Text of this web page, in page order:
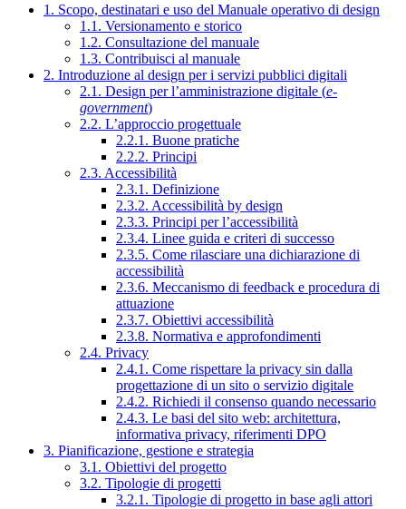
1. Scopo, destinatari e uso del Manuale operativo di design
1.1. Versionamento e storico
1.2. Consultazione del manuale
1.3. Contribuisci al manuale
2. Introduzione al design per i servizi pubblici digitali
2.1. Design per l’amministrazione digitale (e-
government)
2.2. L’approccio progettuale
2.2.1. Buone pratiche
2.2.2. Principi
2.3. Accessibilità
2.3.1. Definizione
2.3.2. Accessibilità by design
2.3.3. Principi per l’accessibilità
2.3.4. Linee guida e criteri di successo
2.3.5. Come rilasciare una dichiarazione di
accessibilità
2.3.6. Meccanismo di feedback e procedura di
attuazione
2.3.7. Obiettivi accessibilità
2.3.8. Normativa e approfondimenti
2.4. Privacy
2.4.1. Come rispettare la privacy sin dalla
progettazione di un sito o servizio digitale
2.4.2. Richiedi il consenso quando necessario
2.4.3. Le basi del sito web: architettura,
informativa privacy, riferimenti DPO
3. Pianificazione, gestione e strategia
3.1. Obiettivi del progetto
3.2. Tipologie di progetti
3.2.1. Tipologie di progetto in base agli attori